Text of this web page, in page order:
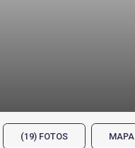
(19) FOTOS MAPA